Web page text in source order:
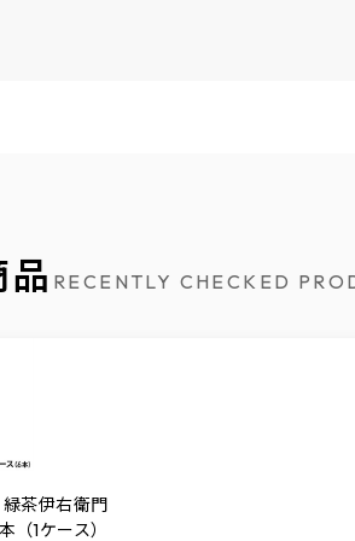
RECENTLY CHECKED
茶伊右衛門
（1ケース）